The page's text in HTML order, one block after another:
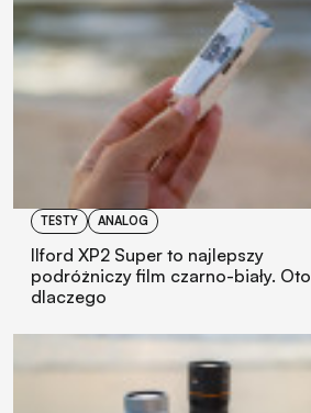
TESTY ANALOG
Ilford XP2 Super to najlepszy
podróżniczy film czarno-biały. Oto
dlaczego